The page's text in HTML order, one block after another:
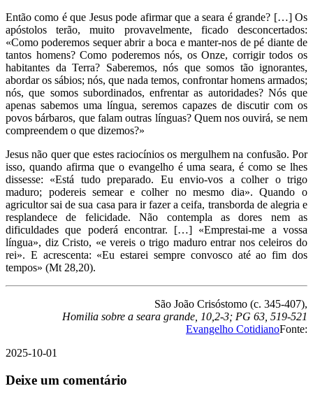
Então como é que Jesus pode afirmar que a seara é grande? […] Os
apóstolos terão, muito provavelmente, ficado desconcertados:
«Como poderemos sequer abrir a boca e manter-nos de pé diante de
tantos homens? Como poderemos nós, os Onze, corrigir todos os
habitantes da Terra? Saberemos, nós que somos tão ignorantes,
abordar os sábios; nós, que nada temos, confrontar homens armados;
nós, que somos subordinados, enfrentar as autoridades? Nós que
apenas sabemos uma língua, seremos capazes de discutir com os
povos bárbaros, que falam outras línguas? Quem nos ouvirá, se nem
compreendem o que dizemos?»
Jesus não quer que estes raciocínios os mergulhem na confusão. Por
isso, quando afirma que o evangelho é uma seara, é como se lhes
dissesse: «Está tudo preparado. Eu envio-vos a colher o trigo
maduro; podereis semear e colher no mesmo dia». Quando o
agricultor sai de sua casa para ir fazer a ceifa, transborda de alegria e
resplandece de felicidade. Não contempla as dores nem as
dificuldades que poderá encontrar. […] «Emprestai-me a vossa
língua», diz Cristo, «e vereis o trigo maduro entrar nos celeiros do
rei». E acrescenta: «Eu estarei sempre convosco até ao fim dos
tempos» (Mt 28,20).
São João Crisóstomo (c. 345-407),
Homilia sobre a seara grande, 10,2-3; PG 63, 519-521
Evangelho CotidianoFonte:
2025-10-01
Deixe um comentário